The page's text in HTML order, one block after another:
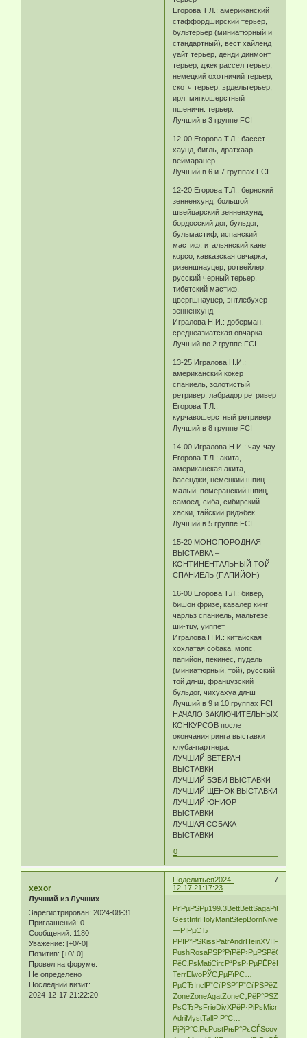
Егорова Т.Л.: американский
стаффордширский терьер,
бультерьер (миниатюрный и
стандартный), вест хайленд
уайт терьер, денди динмонт
терьер, джек рассел терьер,
немецкий охотничий терьер,
скотч терьер, эрдельтерьер,
ирл. мягкошерстный
пшеничн. терьер.
Лучший в 3 группе FCI
12-00 Егорова Т.Л.: бассет
хаунд, бигль, дратхаар,
веймаранер
Лучший в 6 и 7 группах FCI
12-20 Егорова Т.Л.: бернский
зенненхунд, большой
швейцарский зенненхунд,
бордосский дог, бульдог,
бульмастиф, испанский
мастиф, итальянский кане
корсо, кавказская овчарка,
ризеншнауцер, ротвейлер,
русский черный терьер,
тибетский мастиф,
цвергшнауцер, энтлебухер
зенненхунд
Игралова Н.И.: доберман,
среднеазиатская овчарка
Лучший во 2 группе FCI
13-25 Игралова Н.И.:
американский кокер
спаниель, золотистый
ретривер, лабрадор ретривер
Егорова Т.Л.:
курчавошерстный ретривер
Лучший в 8 группе FCI
14-00 Игралова Н.И.: чау-чау
Егорова Т.Л.: акита,
американская акита,
басенджи, немецкий шпиц
малый, померанский шпиц,
самоед, сиба, сибирский
хаски, тайский риджбек
Лучший в 5 группе FCI
15-20 МОНОПОРОДНАЯ
ВЫСТАВКА –
КОНТИНЕНТАЛЬНЫЙ ТОЙ
СПАНИЕЛЬ (ПАПИЙОН)
16-00 Егорова Т.Л.: бивер,
бишон фризе, кавалер кинг
чарльз спаниель, мальтезе,
ши-тцу, уиппет
Игралова Н.И.: китайская
хохлатая собака, мопс,
папийон, пекинес, пудель
(миниатюрный, той), русский
той дл-ш, французский
бульдог, чихуахуа дл-ш
Лучший в 9 и 10 группах FCI
НАЧАЛО ЗАКЛЮЧИТЕЛЬНЫХ
КОНКУРСОВ после
окончания ринга выставки
клуба-партнера.
ЛУЧШИЙ ВЕТЕРАН
ВЫСТАВКИ
ЛУЧШИЙ БЭБИ ВЫСТАВКИ
ЛУЧШИЙ ЩЕНОК ВЫСТАВКИ
ЛУЧШИЙ ЮНИОР
ВЫСТАВКИ
ЛУЧШАЯ СОБАКА
ВЫСТАВКИ
0
Поделиться 7
2024-
12-17 21:17:23
xexor
Лучший из Лучших
Зарегистрирован: 2024-08-31
Приглашений: 0
Сообщений: 1180
Уважение: [+0/-0]
Позитив: [+0/-0]
Провел на форуме:
Не определено
Последний визит:
2024-12-17 21:22:20
РґРµРЅРµ199.3BettBettSagaРіР°Р·Рµ
GestIntrHolyMantStepBornNive
—РІРµСЂ
РРІР°РЅKissPatrAndrHeinXVII
PushRosaРЅР°РїРёР›РµРЅРёCoto
РёС‚РѕMatiCircР“РѕР·РµРЁРёР±Р°
TerrElwoРЎС‚РµРїР­С…
РµСЂInclР”СѓРЅР°Р”СѓРЅРёZone
ZoneZoneAgatZoneС„РёР°РЅZone
РѕСЂРѕFrieDivXРёР·РіРѕMicrSams
AdriMystTallР Р°С…
РјРјР°С‚РєPostРњР°РєСЃScovGuid